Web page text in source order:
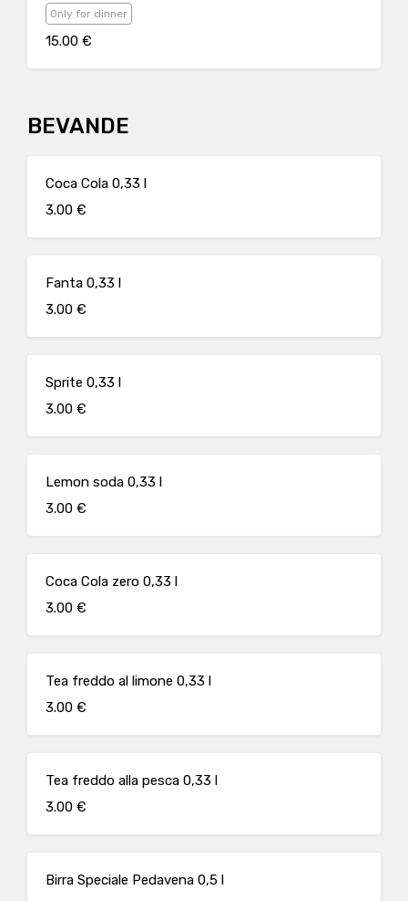
Only for dinner
15.00 €
BEVANDE
Coca Cola 0,33 l
3.00 €
Fanta 0,33 l
3.00 €
Sprite 0,33 l
3.00 €
Lemon soda 0,33 l
3.00 €
Coca Cola zero 0,33 l
3.00 €
Tea freddo al limone 0,33 l
3.00 €
Tea freddo alla pesca 0,33 l
3.00 €
Birra Speciale Pedavena 0,5 l